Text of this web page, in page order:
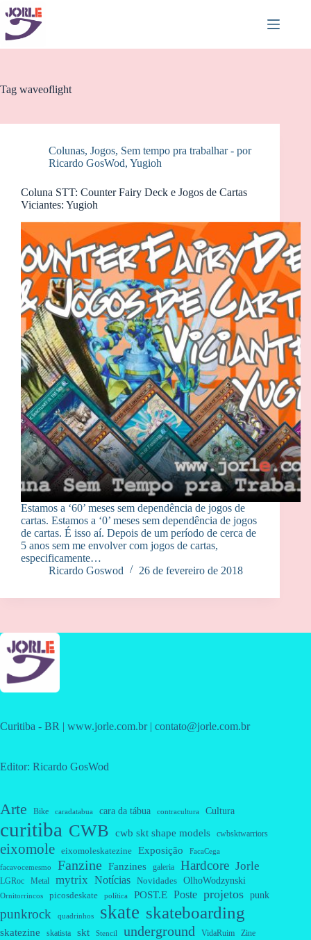
Pular
para
conteúdo
Tag waveoflight
Colunas, Jogos, Sem tempo pra trabalhar - por
Ricardo GosWod, Yugioh
Coluna STT: Counter Fairy Deck e Jogos de Cartas
Viciantes: Yugioh
Estamos a ‘60’ meses sem dependência de jogos de
cartas. Estamos a ‘0’ meses sem dependência de jogos
de cartas. É isso aí. Depois de um período de cerca de
5 anos sem me envolver com jogos de cartas,
especificamente…
Ricardo Goswod
26 de fevereiro de 2018
Curitiba - BR | www.jorle.com.br | contato@jorle.com.br
Editor: Ricardo GosWod
Arte Bike caradatabua cara da tábua contracultura Cultura
curitiba CWB cwb skt shape models cwbsktwarriors
eixomole eixomoleskatezine Exposição FacaCega
facavocemesmo Fanzine Fanzines galeria Hardcore Jorle
LGRoc Metal mytrix Notícias Novidades OlhoWodzynski
Ornitorrincos picosdeskate política POST.E Poste projetos punk
punkrock quadrinhos skate skateboarding
skatezine skatista skt Stencil underground VidaRuim Zine